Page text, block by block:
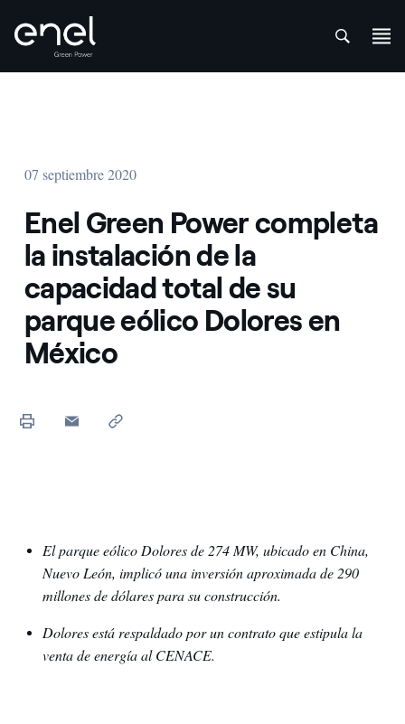
07 septiembre 2020
Enel Green Power completa
la instalación de la
capacidad total de su
parque eólico Dolores en
México
El parque eólico Dolores de 274 MW, ubicado en China,
Nuevo León, implicó una inversión aproximada de 290
millones de dólares para su construcción.
Dolores está respaldado por un contrato que estipula la
venta de energía al CENACE.